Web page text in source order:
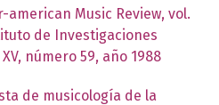
american Music Review, vol.
de Investigaciones
número 59, año 1988
de musicología de la